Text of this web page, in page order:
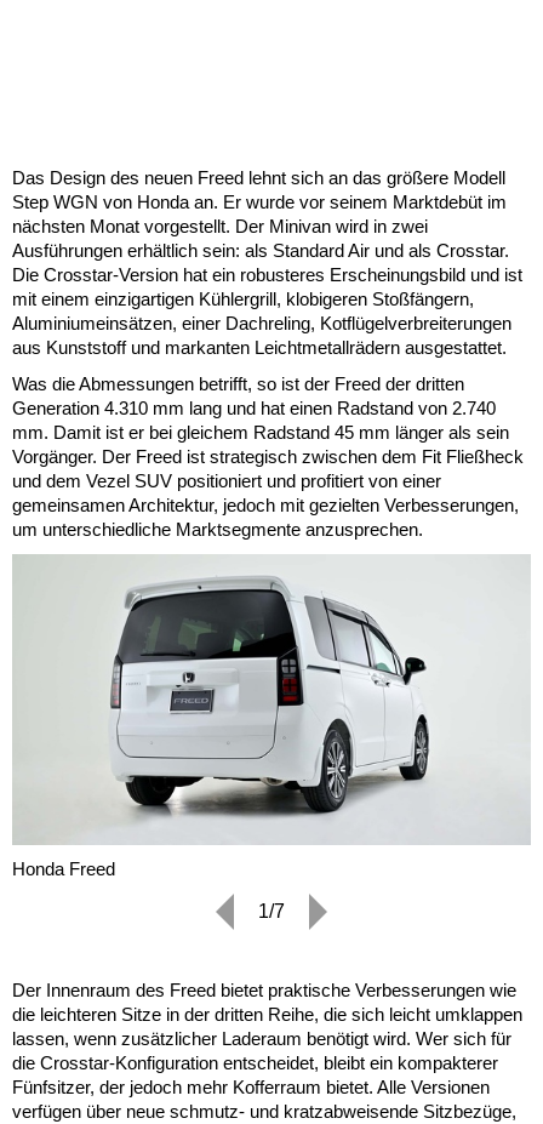
Das Design des neuen Freed lehnt sich an das größere Modell
Step WGN von Honda an. Er wurde vor seinem Marktdebüt im
nächsten Monat vorgestellt. Der Minivan wird in zwei
Ausführungen erhältlich sein: als Standard Air und als Crosstar.
Die Crosstar-Version hat ein robusteres Erscheinungsbild und ist
mit einem einzigartigen Kühlergrill, klobigeren Stoßfängern,
Aluminiumeinsätzen, einer Dachreling, Kotflügelverbreiterungen
aus Kunststoff und markanten Leichtmetallrädern ausgestattet.
Was die Abmessungen betrifft, so ist der Freed der dritten
Generation 4.310 mm lang und hat einen Radstand von 2.740
mm. Damit ist er bei gleichem Radstand 45 mm länger als sein
Vorgänger. Der Freed ist strategisch zwischen dem Fit Fließheck
und dem Vezel SUV positioniert und profitiert von einer
gemeinsamen Architektur, jedoch mit gezielten Verbesserungen,
um unterschiedliche Marktsegmente anzusprechen.
Honda Freed
1/7
Der Innenraum des Freed bietet praktische Verbesserungen wie
die leichteren Sitze in der dritten Reihe, die sich leicht umklappen
lassen, wenn zusätzlicher Laderaum benötigt wird. Wer sich für
die Crosstar-Konfiguration entscheidet, bleibt ein kompakterer
Fünfsitzer, der jedoch mehr Kofferraum bietet. Alle Versionen
verfügen über neue schmutz- und kratzabweisende Sitzbezüge,